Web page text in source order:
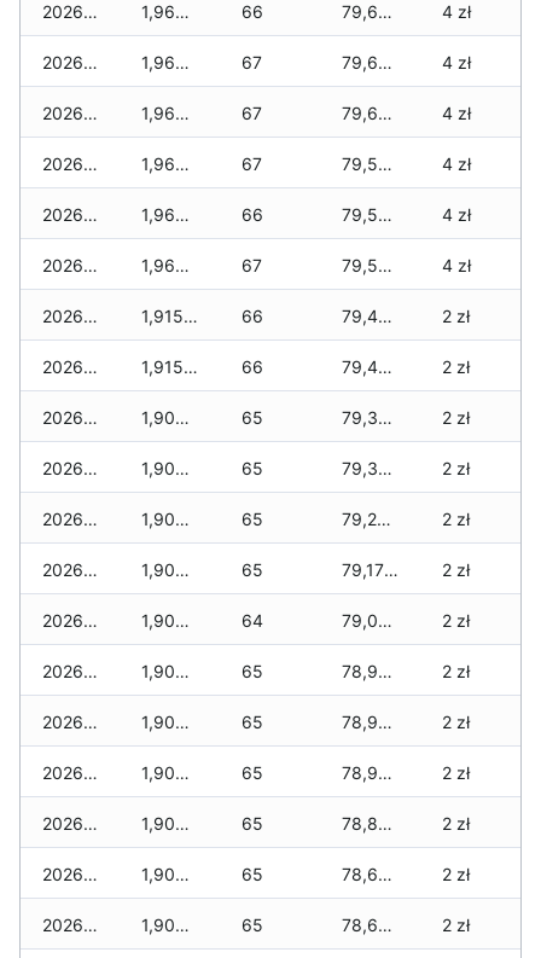
2026-04-25 1,965 zł 66 79,675 zł 4 zł
2026-04-24 1,965 zł 67 79,655 zł 4 zł
2026-04-23 1,965 zł 67 79,620 zł 4 zł
2026-04-22 1,965 zł 67 79,590 zł 4 zł
2026-04-21 1,965 zł 66 79,555 zł 4 zł
2026-04-20 1,965 zł 67 79,540 zł 4 zł
2026-04-19 1,915 zł 66 79,490 zł 2 zł
2026-04-18 1,915 zł 66 79,440 zł 2 zł
2026-04-17 1,905 zł 65 79,345 zł 2 zł
2026-04-16 1,905 zł 65 79,305 zł 2 zł
2026-04-15 1,905 zł 65 79,210 zł 2 zł
2026-04-14 1,905 zł 65 79,170 zł 2 zł
2026-04-13 1,905 zł 64 79,035 zł 2 zł
2026-04-12 1,905 zł 65 78,975 zł 2 zł
2026-04-11 1,905 zł 65 78,910 zł 2 zł
2026-04-10 1,905 zł 65 78,905 zł 2 zł
2026-04-09 1,905 zł 65 78,820 zł 2 zł
2026-04-08 1,905 zł 65 78,680 zł 2 zł
2026-04-07 1,905 zł 65 78,680 zł 2 zł